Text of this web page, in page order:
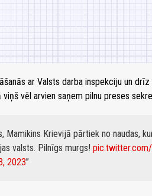
ar Valsts darba inspekciju un
viņš vēl arvien saņem pilnu preses
Mamikins Krievijā pārtiek no naudas,
valsts. Pilnīgs murgs!
2023